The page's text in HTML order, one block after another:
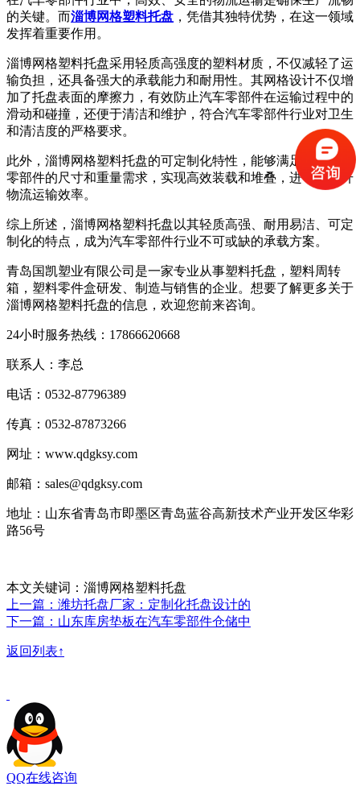
的关键。而淄博网格塑料托盘 ，凭借其独特优势，在这一领域
发挥着重要作用。
淄博网格塑料托盘采用轻质高强度的塑料材质，不仅减轻了运
输负担，还具备强大的承载能力和耐用性。其网格设计不仅增
加了托盘表面的摩擦力，有效防止汽车零部件在运输过程中的
滑动和碰撞，还便于清洁和维护，符合汽车零部件行业对卫生
和清洁度的严格要求。
此外，淄博网格塑料托盘的可定制化特性，能够满足不同汽车
零部件的尺寸和重量需求，实现高效装载和堆叠，进一步提升
物流运输效率。
综上所述，淄博网格塑料托盘以其轻质高强、耐用易洁、可定
制化的特点，成为汽车零部件行业不可或缺的承载方案。
青岛国凯塑业有限公司是一家专业从事塑料托盘，塑料周转
箱，塑料零件盒研发、制造与销售的企业。想要了解更多关于
淄博网格塑料托盘的信息，欢迎您前来咨询。
24小时服务热线：17866620668
联系人：李总
电话：0532-87796389
传真：0532-87873266
网址：www.qdgksy.com
邮箱：sales@qdgksy.com
地址：山东省青岛市即墨区青岛蓝谷高新技术产业开发区华彩
路56号
本文关键词：淄博网格塑料托盘
上一篇：潍坊托盘厂家：定制化托盘设计的
下一篇：山东库房垫板在汽车零部件仓储中
返回列表↑
QQ在线咨询